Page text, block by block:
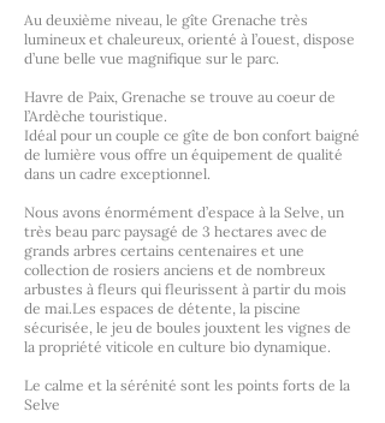
Au deuxième niveau, le gîte Grenache très
lumineux et chaleureux, orienté à l’ouest, dispose
d’une belle vue magnifique sur le parc.
Havre de Paix, Grenache se trouve au coeur de
l’Ardèche touristique.
Idéal pour un couple ce gîte de bon confort baigné
de lumière vous offre un équipement de qualité
dans un cadre exceptionnel.
Nous avons énormément d’espace à la Selve, un
très beau parc paysagé de 3 hectares avec de
grands arbres certains centenaires et une
collection de rosiers anciens et de nombreux
arbustes à fleurs qui fleurissent à partir du mois
de mai.Les espaces de détente, la piscine
sécurisée, le jeu de boules jouxtent les vignes de
la propriété viticole en culture bio dynamique.
Le calme et la sérénité sont les points forts de la
Selve